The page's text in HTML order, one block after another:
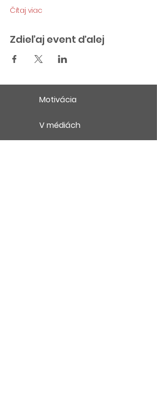
Čítaj viac
Zdieľaj event ďalej
Motivácia
V médiách